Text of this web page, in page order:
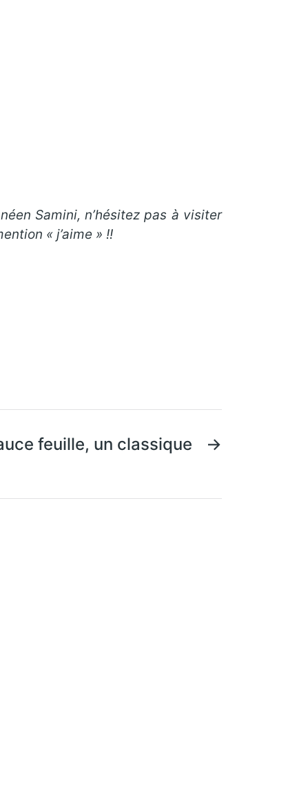
Samini, n’hésitez pas à visiter
« j’aime » !!
→
feuille, un classique